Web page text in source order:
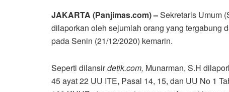
JAKARTA (Panjimas.com) –Sekretaris Umum
dilaporkan oleh sejumlah orang yang tergabung
pada Senin (21/12/2020) kemarin.
Seperti dilansirdetik.com, Munarman, S.H
45 ayat 22 UU ITE, Pasal 14, 15, dan UU No 1